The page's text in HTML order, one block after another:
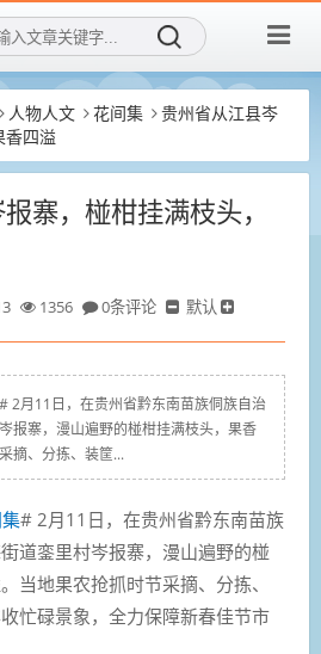
人物人文 花间集
贵州省从江县岑
香四溢
寨，椪柑挂满枝头，
1356 0条评论 默认
月11日，在贵州省黔东南苗族侗族自治
报寨，漫山遍野的椪柑挂满枝头，果香
摘、分拣、装筐...
# 2月11日，在贵州省黔东南苗族
道銮里村岑报寨，漫山遍野的椪
当地果农抢抓时节采摘、分拣、
忙碌景象，全力保障新春佳节市